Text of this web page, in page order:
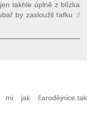
takhle úplně z blízka
by zasloužil ťafku :/
jak čarodějnice,tak